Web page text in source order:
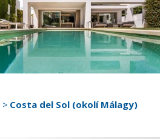
Costa del Sol (okolí Málagy)